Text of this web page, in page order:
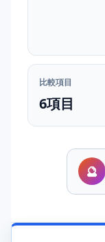
比較項目
6項目
🔮